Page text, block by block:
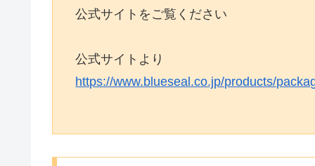
公式サイトをご覧ください
公式サイトより
https://www.blueseal.co.jp/products/